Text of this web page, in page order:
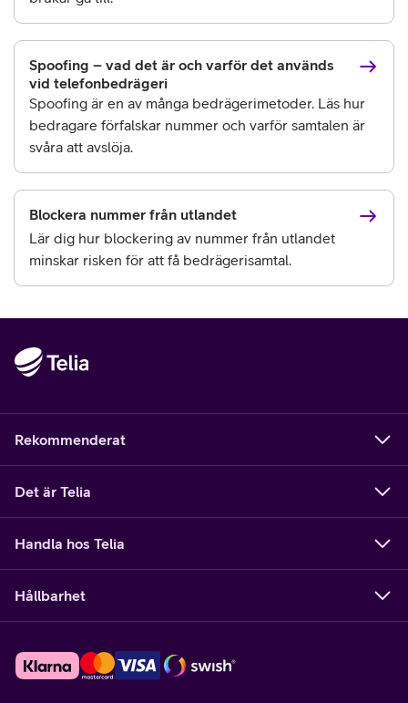
Spoofing – vad det är och varför det används
vid telefonbedrägeri
Spoofing är en av många bedrägerimetoder. Läs hur
bedragare förfalskar nummer och varför samtalen är
svåra att avslöja.
Blockera nummer från utlandet
Lär dig hur blockering av nummer från utlandet
minskar risken för att få bedrägerisamtal.
Rekommenderat
Det är Telia
Handla hos Telia
Hållbarhet